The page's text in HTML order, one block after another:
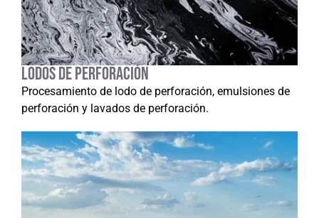
Lodos de perforación
Procesamiento de lodo de perforación, emulsiones de
perforación y lavados de perforación.